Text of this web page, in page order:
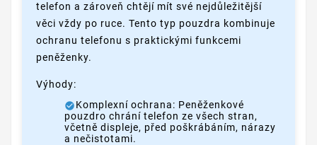
telefon a zároveň chtějí mít své nejdůležitější
věci vždy po ruce. Tento typ pouzdra kombinuje
ochranu telefonu s praktickými funkcemi
peněženky.
Výhody:
Komplexní ochrana: Peněženkové
pouzdro chrání telefon ze všech stran,
včetně displeje, před poškrábáním, nárazy
a nečistotami.